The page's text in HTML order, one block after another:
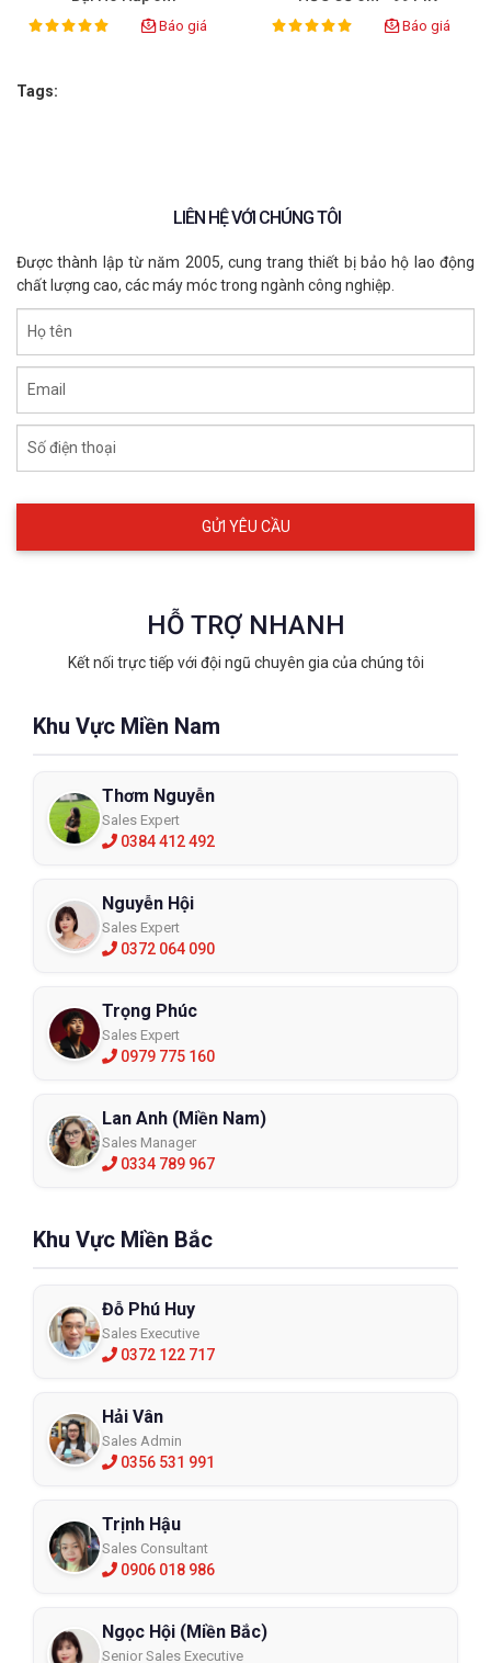
Rating:
100% Báo giá Rating:
100% Báo giá
Tags:
LIÊN HỆ VỚI CHÚNG TÔI
Được thành lập từ năm 2005, cung trang thiết bị bảo hộ lao động
chất lượng cao, các máy móc trong ngành công nghiệp.
Họ tên
Email
Số điện thoại
HỖ TRỢ NHANH
Kết nối trực tiếp với đội ngũ chuyên gia của chúng tôi
Khu Vực Miền Nam
Thơm Nguyễn
Sales Expert
0384 412 492
Nguyễn Hội
Sales Expert
0372 064 090
Trọng Phúc
Sales Expert
0979 775 160
Lan Anh (Miền Nam)
Sales Manager
0334 789 967
Khu Vực Miền Bắc
Đỗ Phú Huy
Sales Executive
0372 122 717
Hải Vân
Sales Admin
0356 531 991
Trịnh Hậu
Sales Consultant
0906 018 986
Ngọc Hội (Miền Bắc)
Senior Sales Executive